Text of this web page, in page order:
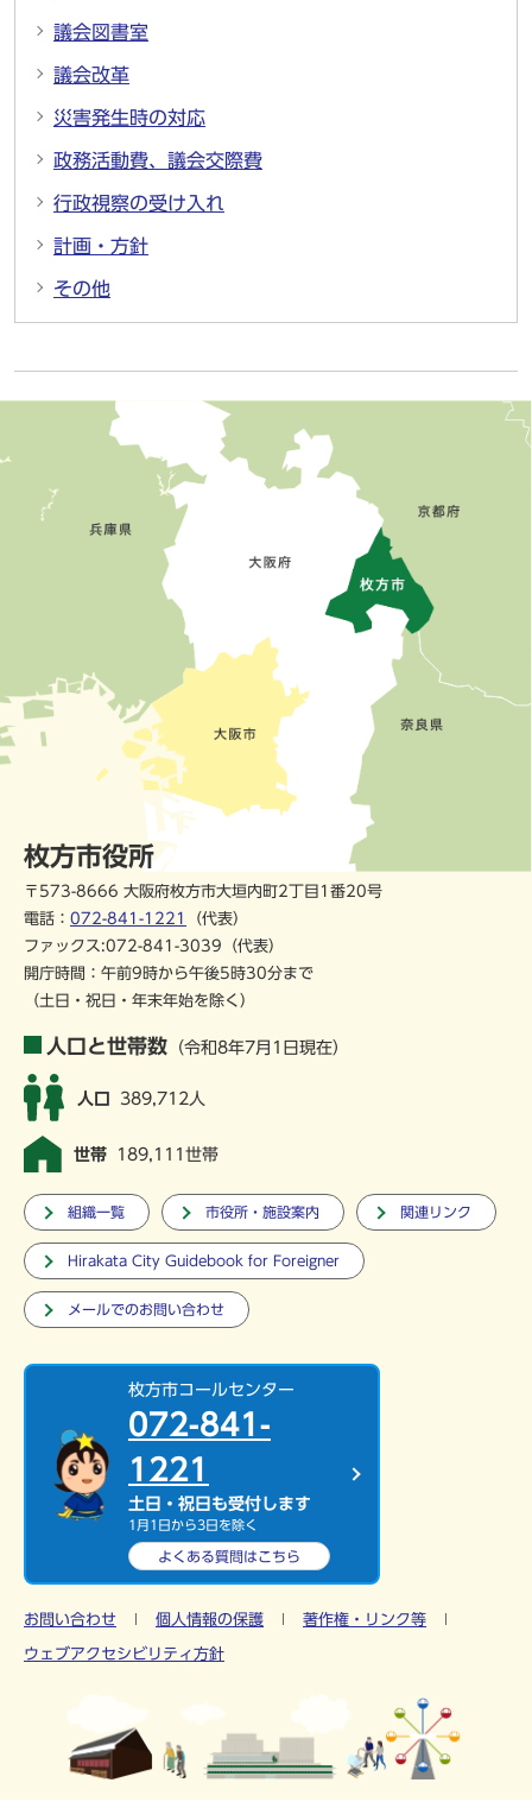
議会図書室
議会改革
災害発生時の対応
政務活動費、議会交際費
行政視察の受け入れ
計画・方針
その他
枚方市役所
〒573-8666 大阪府枚方市大垣内町2丁目1番20号
電話： 072-841-1221
（代表）
ファックス:072-841-3039（代表）
開庁時間：午前9時から午後5時30分まで
（土日・祝日・年末年始を除く）
人口と世帯数 （令和8年7月1日現在）
人口 389,712人
世帯 189,111世帯
組織一覧 市役所・施設案内 関連リンク
Hirakata City Guidebook for Foreigner
メールでのお問い合わせ
枚方市コールセンター
072-841-
1221
土日・祝日も受付します
1月1日から3日を除く
よくある質問はこちら
お問い合わせ 個人情報の保護 著作権・リンク等
ウェブアクセシビリティ方針